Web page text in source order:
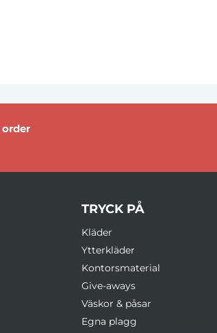
TRYCK PÅ
Kläder
Ytterkläder
Kontorsmaterial
Give-aways
Väskor & påsar
Egna plagg